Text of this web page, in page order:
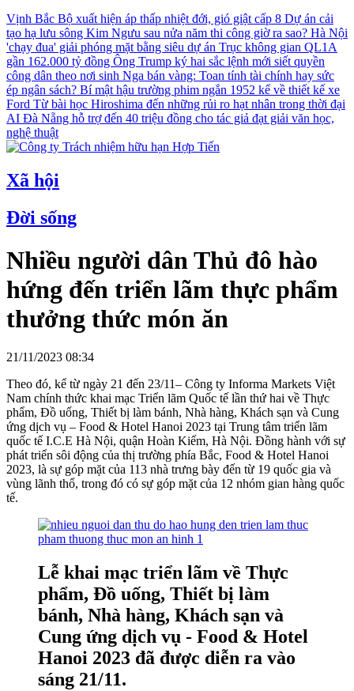
Vịnh Bắc Bộ xuất hiện áp thấp nhiệt đới, gió giật cấp 8 Dự án cải
tạo hạ lưu sông Kim Ngưu sau nửa năm thi công giờ ra sao? Hà Nội
'chạy đua' giải phóng mặt bằng siêu dự án Trục không gian QL1A
gần 162.000 tỷ đồng Ông Trump ký hai sắc lệnh mới siết quyền
công dân theo nơi sinh Nga bán vàng: Toan tính tài chính hay sức
ép ngân sách? Bí mật hậu trường phim ngắn 1952 kể về thiết kế xe
Ford Từ bài học Hiroshima đến những rủi ro hạt nhân trong thời đại
AI Đà Nẵng hỗ trợ đến 40 triệu đồng cho tác giả đạt giải văn học,
nghệ thuật
Xã hội
Đời sống
Nhiều người dân Thủ đô hào
hứng đến triển lãm thực phẩm
thưởng thức món ăn
21/11/2023 08:34
Theo đó, kể từ ngày 21 đến 23/11– Công ty Informa Markets Việt
Nam chính thức khai mạc Triển lãm Quốc tế lần thứ hai về Thực
phẩm, Đồ uống, Thiết bị làm bánh, Nhà hàng, Khách sạn và Cung
ứng dịch vụ – Food & Hotel Hanoi 2023 tại Trung tâm triển lãm
quốc tế I.C.E Hà Nội, quận Hoàn Kiếm, Hà Nội. Đồng hành với sự
phát triển sôi động của thị trường phía Bắc, Food & Hotel Hanoi
2023, là sự góp mặt của 113 nhà trưng bày đến từ 19 quốc gia và
vùng lãnh thổ, trong đó có sự góp mặt của 12 nhóm gian hàng quốc
tế.
Lễ khai mạc triển lãm về Thực
phẩm, Đồ uống, Thiết bị làm
bánh, Nhà hàng, Khách sạn và
Cung ứng dịch vụ - Food & Hotel
Hanoi 2023 đã được diễn ra vào
sáng 21/11.